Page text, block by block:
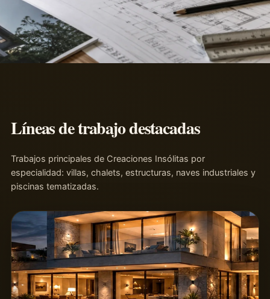
Líneas de trabajo destacadas
Trabajos principales de Creaciones Insólitas por
especialidad: villas, chalets, estructuras, naves industriales y
piscinas tematizadas.